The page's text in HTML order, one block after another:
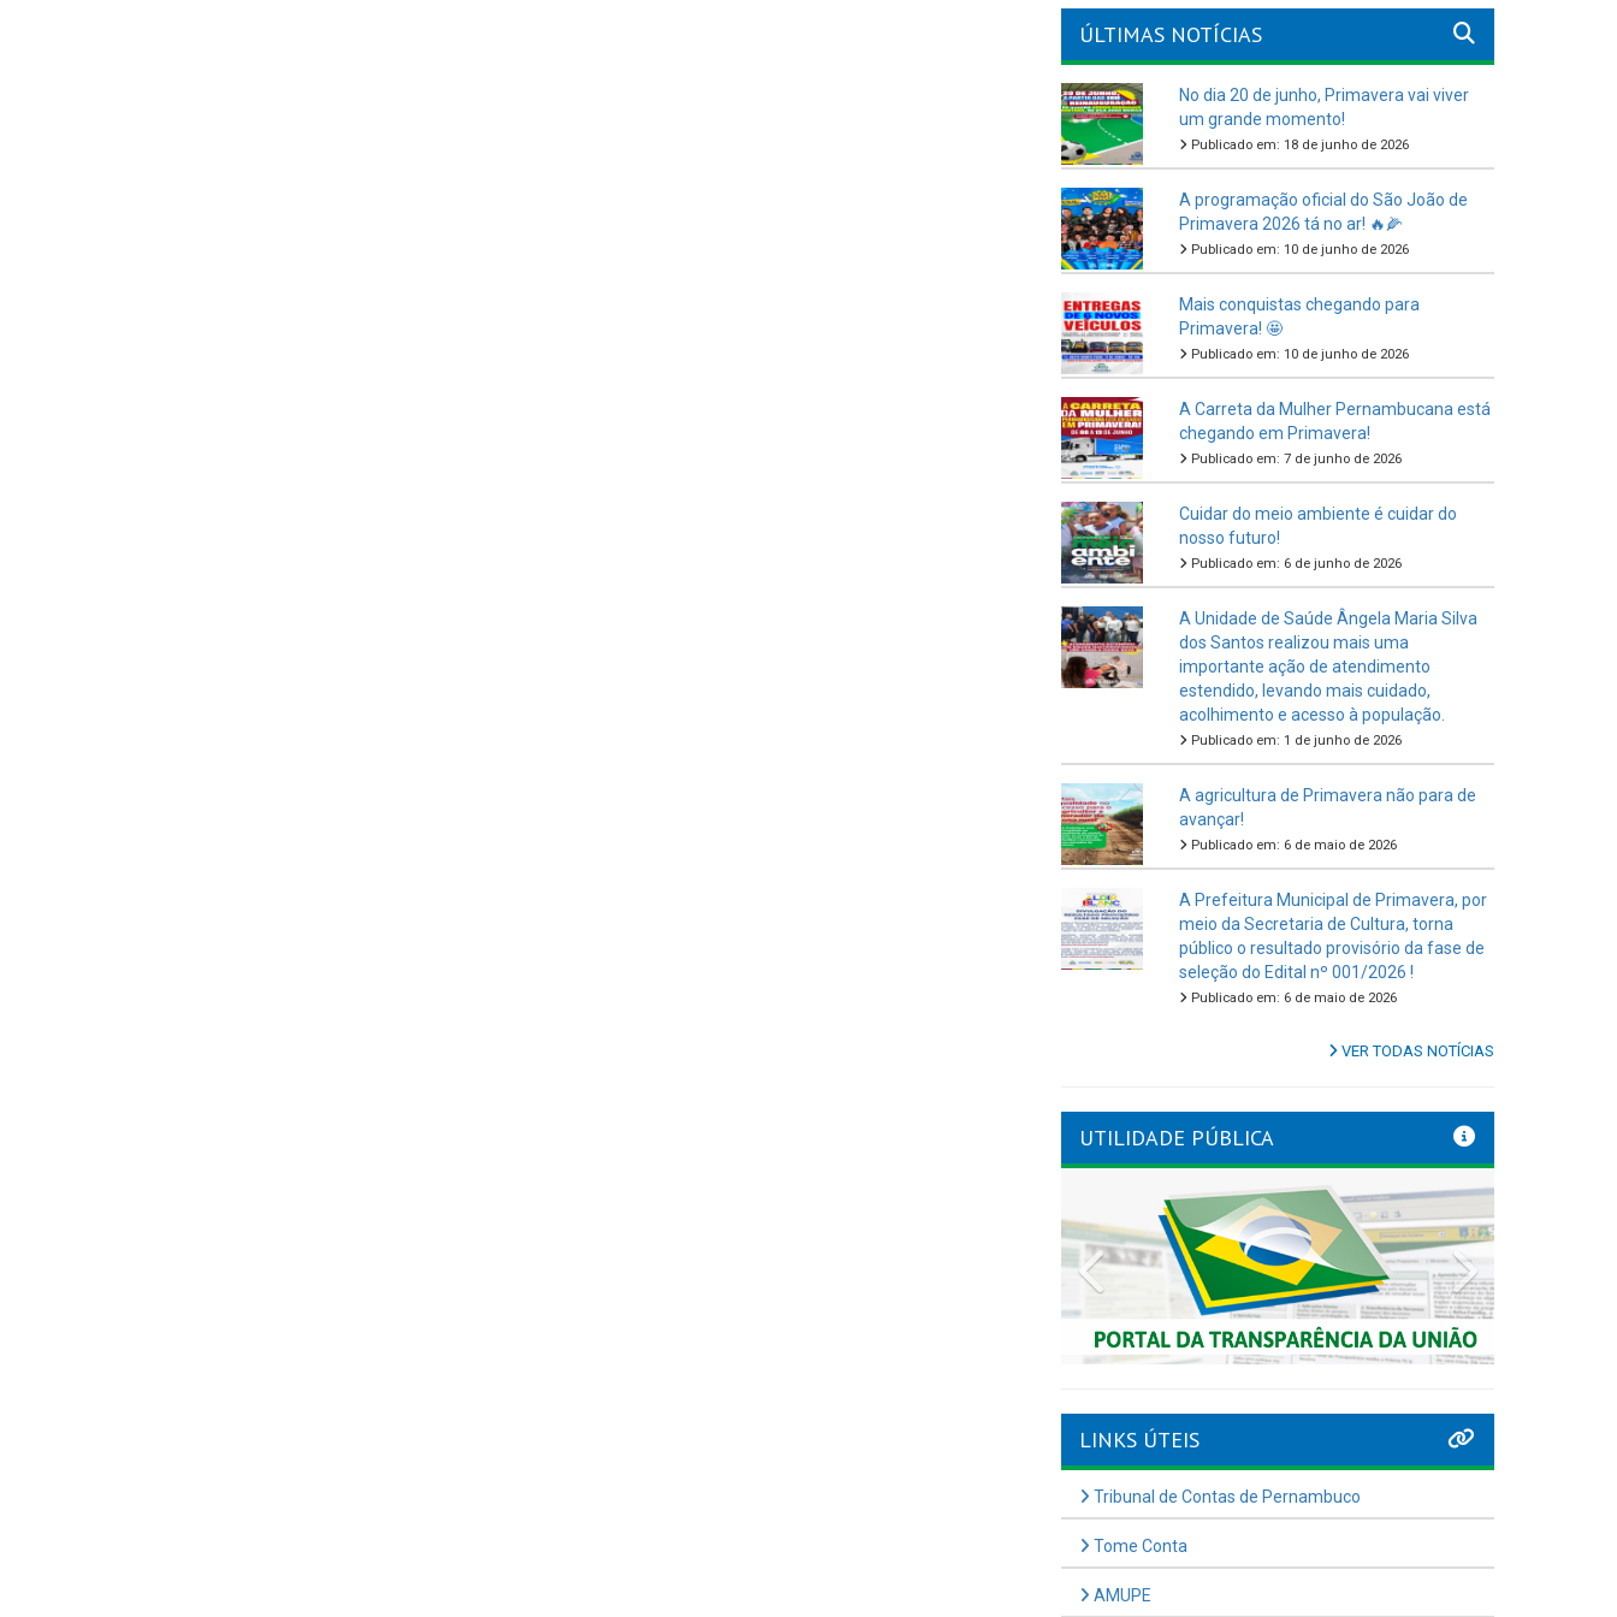
ÚLTIMAS NOTÍCIAS
No dia 20 de junho, Primavera vai viver
um grande momento!
Publicado em: 18 de junho de 2026
A programação oficial do São João de
Primavera 2026 tá no ar! 🔥🌽
Publicado em: 10 de junho de 2026
Mais conquistas chegando para
Primavera! 🤩
Publicado em: 10 de junho de 2026
A Carreta da Mulher Pernambucana está
chegando em Primavera!
Publicado em: 7 de junho de 2026
Cuidar do meio ambiente é cuidar do
nosso futuro!
Publicado em: 6 de junho de 2026
A Unidade de Saúde Ângela Maria Silva
dos Santos realizou mais uma
importante ação de atendimento
estendido, levando mais cuidado,
acolhimento e acesso à população.
Publicado em: 1 de junho de 2026
A agricultura de Primavera não para de
avançar!
Publicado em: 6 de maio de 2026
A Prefeitura Municipal de Primavera, por
meio da Secretaria de Cultura, torna
público o resultado provisório da fase de
seleção do Edital nº 001/2026 !
Publicado em: 6 de maio de 2026
VER TODAS NOTÍCIAS
UTILIDADE PÚBLICA
Previous
LINKS ÚTEIS
Tribunal de Contas de Pernambuco
Tome Conta
AMUPE